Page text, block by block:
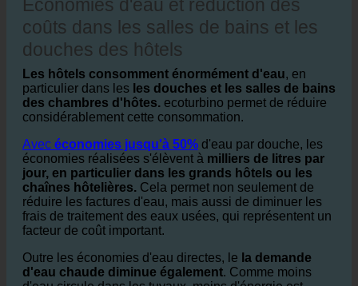
2. Économies d'eau et réduction des coûts dans les
hôtels
Économies d'eau et réduction des
coûts dans les salles de bains et les
douches des hôtels
Les hôtels consomment énormément d'eau , en
particulier dans lesles douches et les salles de bains
des chambres d'hôtes.ecoturbino permet de réduire
considérablement cette consommation.
Avecéconomies jusqu'à 50%d'eau par douche, les
économies réalisées s'élèvent àmilliers de litres par
jour, en particulier dans les grands hôtels ou les
chaînes hôtelières.Cela permet non seulement de
réduire les factures d'eau, mais aussi de diminuer les
frais de traitement des eaux usées, qui représentent un
facteur de coût important.